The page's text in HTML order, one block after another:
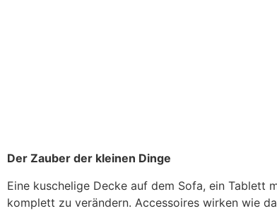
Der Zauber der kleinen Dinge
Eine kuschelige Decke auf dem Sofa, ein Tablett
komplett zu verändern. Accessoires wirken wie